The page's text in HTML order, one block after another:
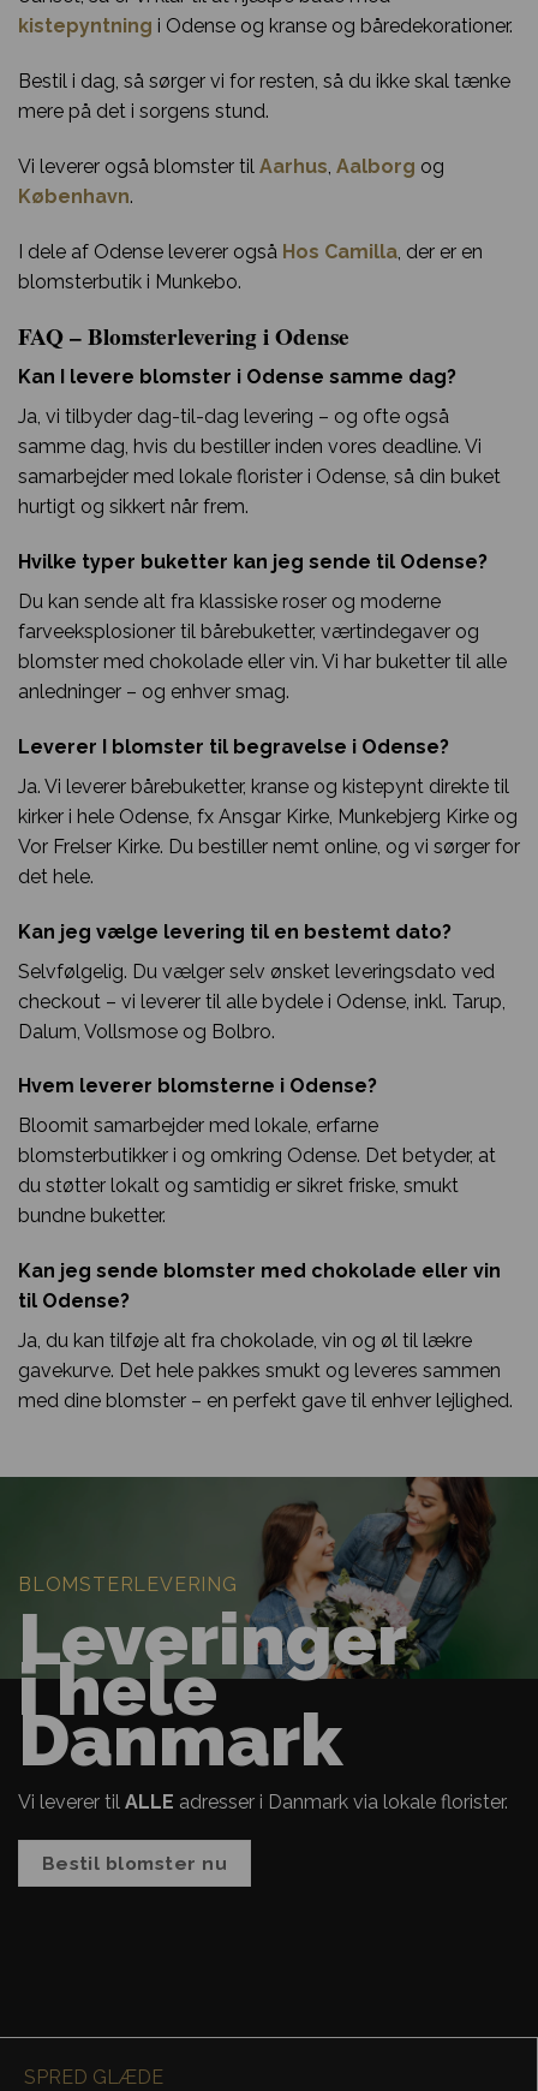
kistepyntning i Odense og kranse og båredekorationer.
Bestil i dag, så sørger vi for resten, så du ikke skal tænke
mere på det i sorgens stund.
Vi leverer også blomster til Aarhus, Aalborg og
København.
I dele af Odense leverer også Hos Camilla , der er en
blomsterbutik i Munkebo.
FAQ – Blomsterlevering i Odense
Kan I levere blomster i Odense samme dag?
Ja, vi tilbyder dag-til-dag levering – og ofte også
samme dag, hvis du bestiller inden vores deadline. Vi
samarbejder med lokale florister i Odense, så din buket
hurtigt og sikkert når frem.
Hvilke typer buketter kan jeg sende til Odense?
Du kan sende alt fra klassiske roser og moderne
farveeksplosioner til bårebuketter, værtindegaver og
blomster med chokolade eller vin. Vi har buketter til alle
anledninger – og enhver smag.
Leverer I blomster til begravelse i Odense?
Ja. Vi leverer bårebuketter, kranse og kistepynt direkte til
kirker i hele Odense, fx Ansgar Kirke, Munkebjerg Kirke og
Vor Frelser Kirke. Du bestiller nemt online, og vi sørger for
det hele.
Kan jeg vælge levering til en bestemt dato?
Selvfølgelig. Du vælger selv ønsket leveringsdato ved
checkout – vi leverer til alle bydele i Odense, inkl. Tarup,
Dalum, Vollsmose og Bolbro.
Hvem leverer blomsterne i Odense?
Bloomit samarbejder med lokale, erfarne
blomsterbutikker i og omkring Odense. Det betyder, at
du støtter lokalt og samtidig er sikret friske, smukt
bundne buketter.
Kan jeg sende blomster med chokolade eller vin
til Odense?
Ja, du kan tilføje alt fra chokolade, vin og øl til lækre
gavekurve. Det hele pakkes smukt og leveres sammen
med dine blomster – en perfekt gave til enhver lejlighed.
BLOMSTERLEVERING
Leveringer
i hele
Danmark
Vi leverer til ALLE adresser i Danmark via lokale florister.
Bestil blomster nu
SPRED GLÆDE